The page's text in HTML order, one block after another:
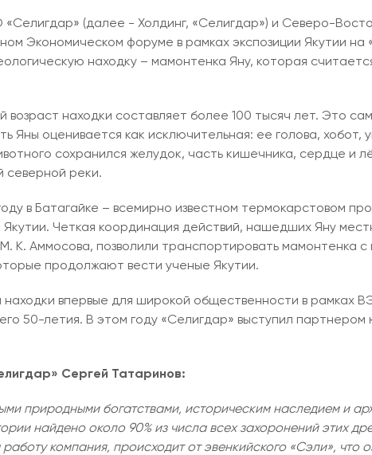
«Селигдар» (далее - Холдинг, «Селигдар») и Северо-
Экономическом форуме в рамках экспозиции Якутии на
находку – мамонтенка Яну, которая
возраст находки составляет более 100 тысяч лет. Это
оценивается как исключительная: ее голова, хобот,
сохранился желудок, часть кишечника, сердце и
северной реки.
в Батагайке – всемирно известном термокарстовом
Якутии. Четкая координация действий, нашедших Яну
К. Аммосова, позволили транспортировать мамонтенка
продолжают вести ученые Якутии.
находки впервые для широкой общественности в
50-летия. В этом году «Селигдар» выступил
Сергей Татаринов:
природными богатствами, историческим наследием и
найдено около 90% из числа всех захоронений этих
компания, происходит от эвенкийского «Сэли», что